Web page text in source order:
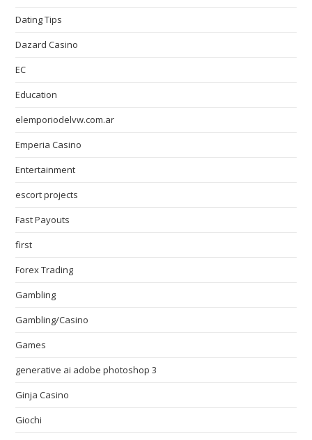
Dating Tips
Dazard Casino
EC
Education
elemporiodelvw.com.ar
Emperia Casino
Entertainment
escort projects
Fast Payouts
first
Forex Trading
Gambling
Gambling/Casino
Games
generative ai adobe photoshop 3
Ginja Casino
Giochi